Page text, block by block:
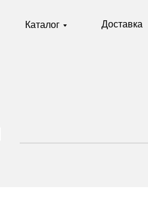
Каталог Доставка